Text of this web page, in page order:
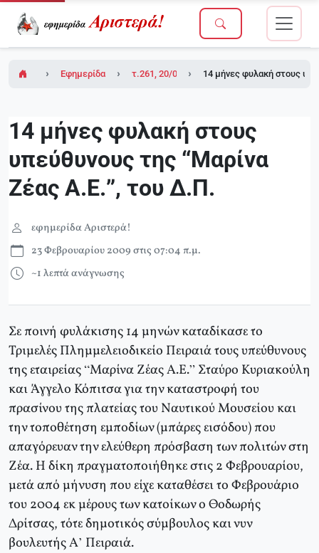
Εφημερίδα Αριστερά!τ.261, 20/02/2009 (σε ένθετο οι σελίδες
14 μήνες φυλακή στους
14 μήνες φυλακή στους
υπεύθυνους της “Μαρίνα
Ζέας Α.Ε.”, του Δ.Π.
εφημερίδα Αριστερά!
23 Φεβρουαρίου 2009 στις 07:04 π.μ.
~1 λεπτά ανάγνωσης
Σε ποινή φυλάκισης 14 μηνών καταδίκασε το
Τριμελές Πλημμελειοδικείο Πειραιά τους υπεύθυνους
της εταιρείας “Μαρίνα Ζέας Α.Ε.” Σταύρο Κυριακούλη
και Άγγελο Κόπιτσα για την καταστροφή του
πρασίνου της πλατείας του Ναυτικού Μουσείου και
την τοποθέτηση εμποδίων (μπάρες εισόδου) που
απαγόρευαν την ελεύθερη πρόσβαση των πολιτών στη
Ζέα. Η δίκη πραγματοποιήθηκε στις 2 Φεβρουαρίου,
μετά από μήνυση που είχε καταθέσει το Φεβρουάριο
του 2004 εκ μέρους των κατοίκων ο Θοδωρής
Δρίτσας, τότε δημοτικός σύμβουλος και νυν
βουλευτής Α’ Πειραιά.